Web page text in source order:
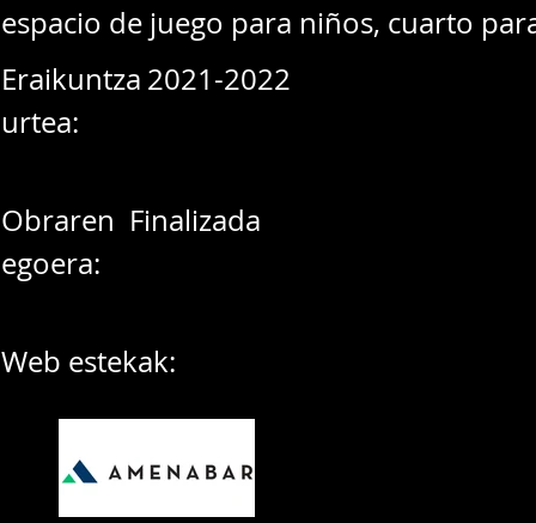
espacio de juego para niños, cuarto
2021-2022
Eraikuntza
urtea:
Obraren
egoera:
Finalizada
Web estekak: